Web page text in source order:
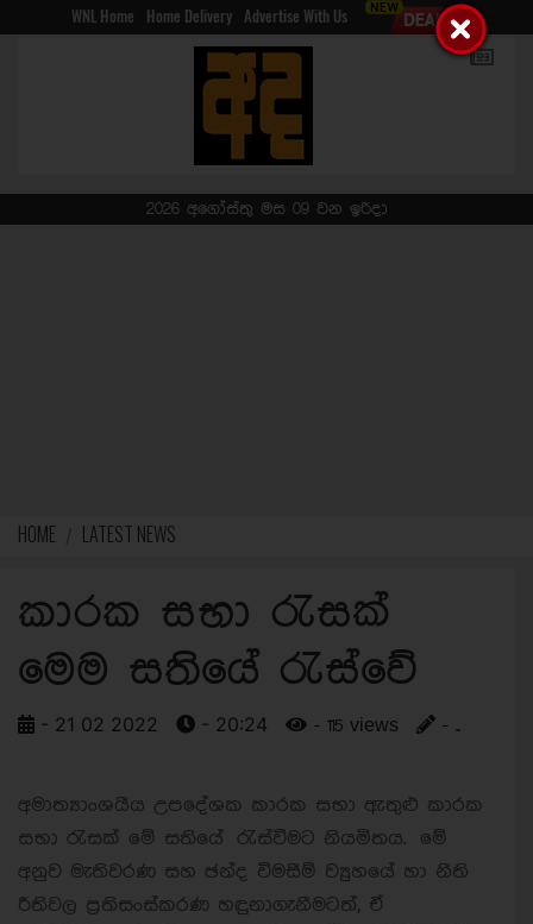
WNL Home Home Delivery Advertise With Us
2026 අගෝස්තු මස 09 වන ඉරිදා
HOME LATEST NEWS
කාරක සභා රැසක්
මෙම සතියේ රැස්වේ
- 21 02 2022 - 20:24 - 115 views - ..
අමාත්‍යාංශයීය උපදේශක කාරක සභා ඇතුළු කාරක
සභා රැසක් මේ සතියේ රැස්වීමට නියමිතය. මේ
අනුව මැතිවරණ සහ ඡන්ද විමසීම් ව්‍යුහයේ හා නීති
රීතිවල ප්‍රතිසංස්කරණ හඳුනාගැනීමටත්, ඒ